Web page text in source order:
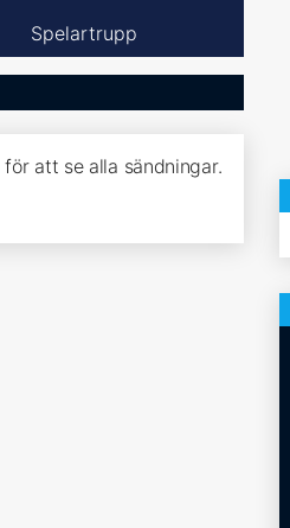
Spelartrupp
för att se alla sändningar.